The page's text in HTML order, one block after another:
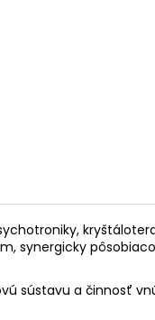
synergicky
sústavu a činnosť